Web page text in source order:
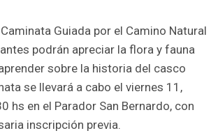
Guiada por el Camino Natural
podrán apreciar la flora y fauna
sobre la historia del casco
se llevará a cabo el viernes 11,
hs en el Parador San Bernardo, con
inscripción previa.